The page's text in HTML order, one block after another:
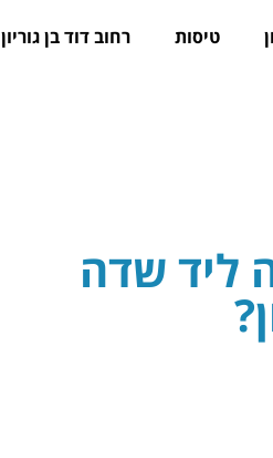
טיסות רחוב דוד בן גוריון
ליד שדה